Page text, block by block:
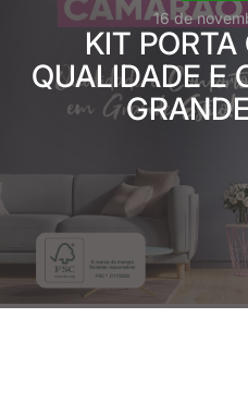
16 de
KIT
QUALIDADE E